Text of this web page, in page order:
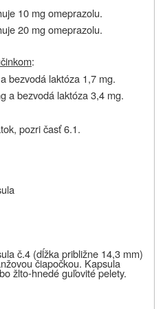
10 mg omeprazolu.
20 mg omeprazolu.
:
bezvodá laktóza 1,7 mg.
a bezvodá laktóza 3,4 mg.
pozri časť 6.1.
č.4 (dĺžka približne 14,3 mm)
čiapočkou. Kapsula
žlto-hnedé guľovité pelety.